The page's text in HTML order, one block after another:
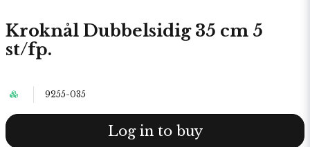
Kroknål Dubbelsidig 35 cm 5
st/fp.
9255-035
Log in to buy